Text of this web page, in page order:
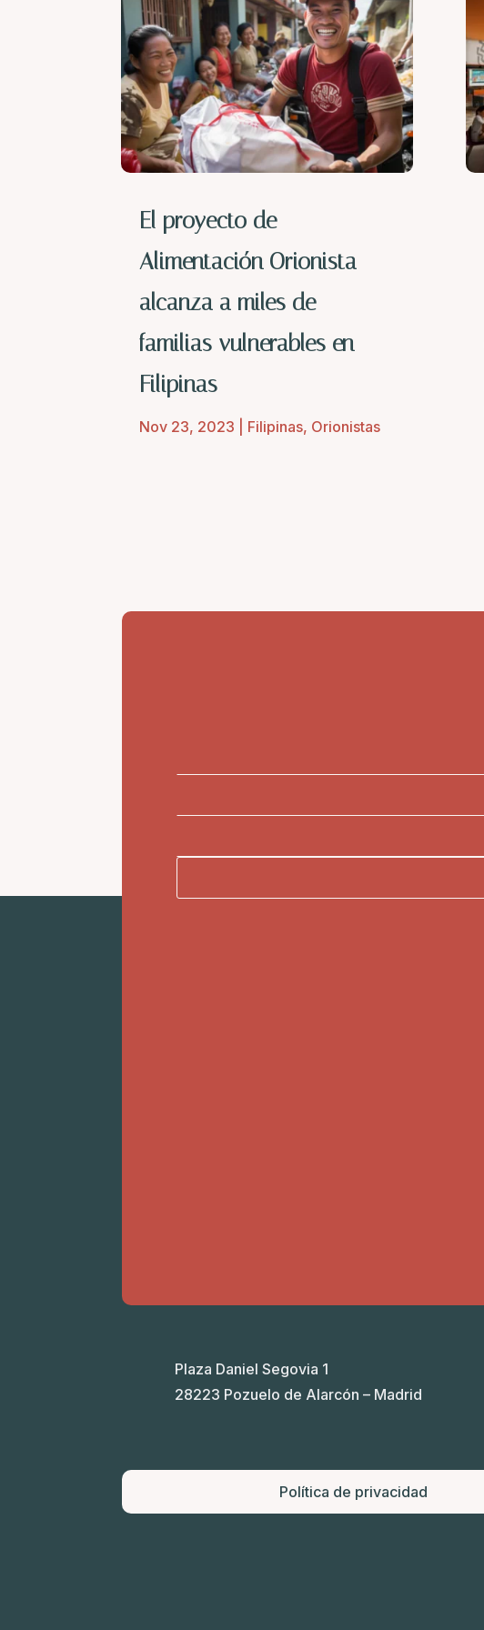
El proyecto de
Alimentación Orionista
alcanza a miles de
familias vulnerables en
Filipinas
Nov 23, 2023 Filipinas, Orionistas
Plaza Daniel Segovia 1
28223 Pozuelo de Alarcón – Madrid
Política de privacidad